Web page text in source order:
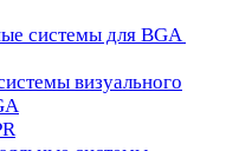
системы для BGA
визуального